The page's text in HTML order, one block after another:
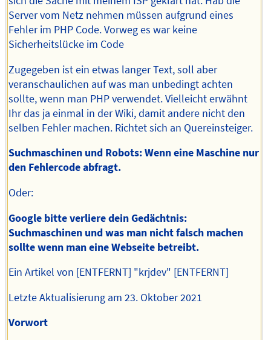
Server vom Netz nehmen müssen aufgrund eines
Fehler im PHP Code. Vorweg es war keine
Sicherheitslücke im Code
Zugegeben ist ein etwas langer Text, soll aber
veranschaulichen auf was man unbedingt achten
sollte, wenn man PHP verwendet. Vielleicht erwähnt
Ihr das ja einmal in der Wiki, damit andere nicht den
selben Fehler machen. Richtet sich an Quereinsteiger.
Suchmaschinen und Robots: Wenn eine Maschine nur
den Fehlercode abfragt.
Oder:
Google bitte verliere dein Gedächtnis:
Suchmaschinen und was man nicht falsch machen
sollte wenn man eine Webseite betreibt.
Ein Artikel von [ENTFERNT] "krjdev" [ENTFERNT]
Letzte Aktualisierung am 23. Oktober 2021
Vorwort